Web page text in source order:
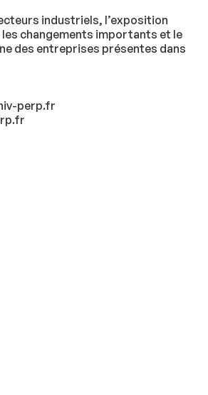
industriels, l’exposition
changements importants et le
des entreprises présentes dans
perp.fr